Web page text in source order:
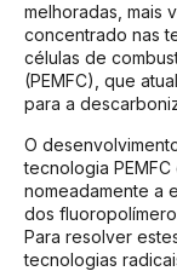
melhoradas, mais
concentrado nas
células de
(PEMFC), que
para a
O
tecnologia
nomeadamente a
dos
Para resolver
tecnologias